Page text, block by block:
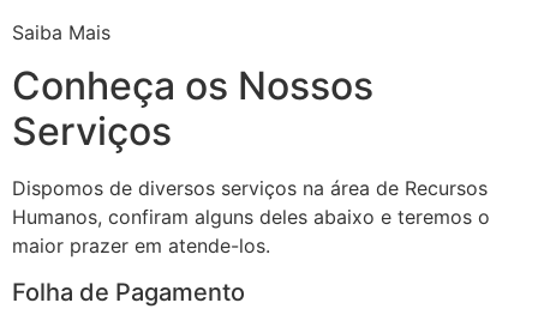
Saiba Mais
Conheça os Nossos
Serviços
Dispomos de diversos serviços na área de Recursos
Humanos, confiram alguns deles abaixo e teremos o
maior prazer em atende-los.
Folha de Pagamento